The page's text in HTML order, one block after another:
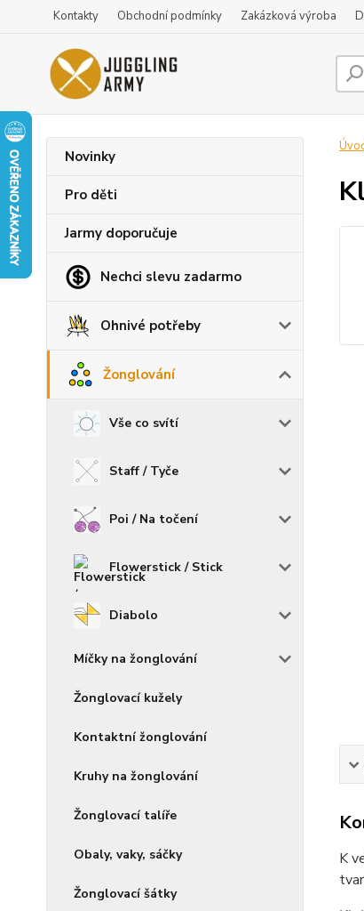
Kontakty Obchodní podmínky Zakázková výroba
Novinky
Pro děti
Jarmy doporučuje
Nechci slevu zadarmo
Ohnivé potřeby
Žonglování
Vše co svítí
Staff / Tyče
Poi / Na točení
Flowerstick / Stick
Diabolo
Míčky na žonglování
Žonglovací kužely
Kontaktní žonglování
Kruhy na žonglování
Žonglovací talíře
Obaly, vaky, sáčky
Žonglovací šátky
K